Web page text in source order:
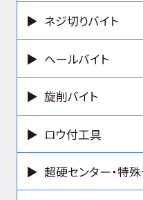
ネジ切りバイト
ヘールバイト
旋削バイト
ロウ付工具
超硬センター・特